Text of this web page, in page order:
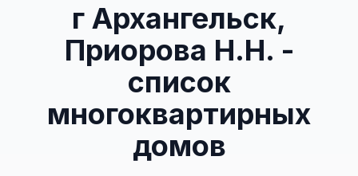
г Архангельск,
Приорова Н.Н. -
список
многоквартирных
домов